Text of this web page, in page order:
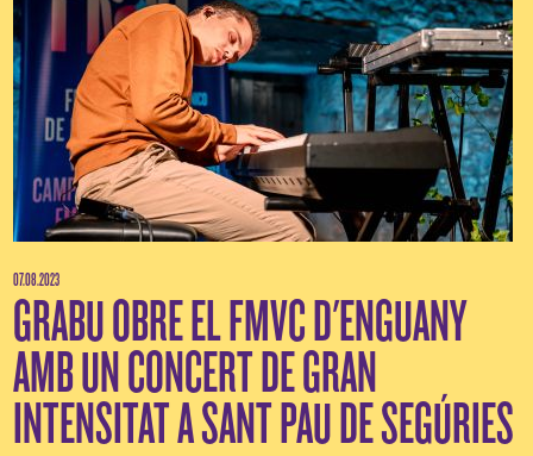
07.08.2023
GRABU OBRE EL FMVC D'ENGUANY
AMB UN CONCERT DE GRAN
INTENSITAT A SANT PAU DE SEGÚRIES